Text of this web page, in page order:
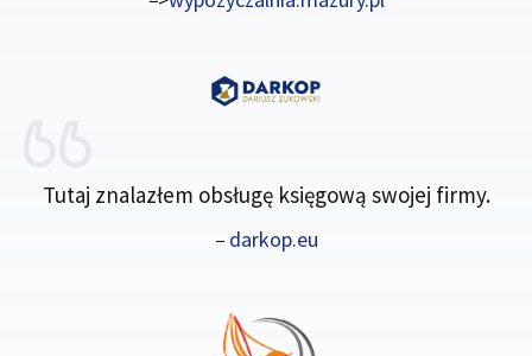
Tutaj znalazłem obsługę księgową swojej firmy.
– darkop.eu